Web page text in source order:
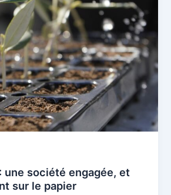
: une société engagée, et
sur le papier